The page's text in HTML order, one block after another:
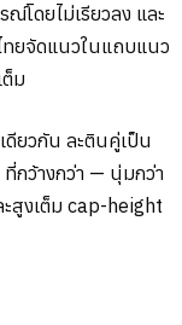
โดยไม่เรียวลง และ
ทยจัดแนวในแถบแนว
ม
ดียวกัน ละตินคู่เป็น
กว้างกว่า — นุ่มกว่า
สูงเต็ม cap-height